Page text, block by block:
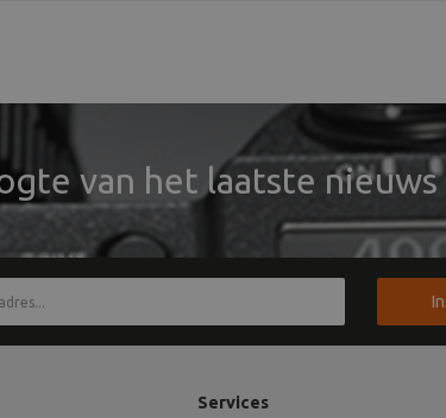
van het laatste nieuws
Services